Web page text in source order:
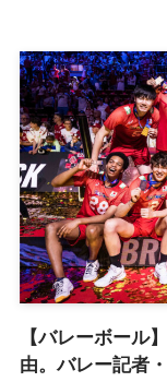
【バレーボール
由。バレー記者